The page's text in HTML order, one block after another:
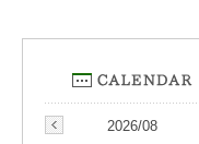
2026/08